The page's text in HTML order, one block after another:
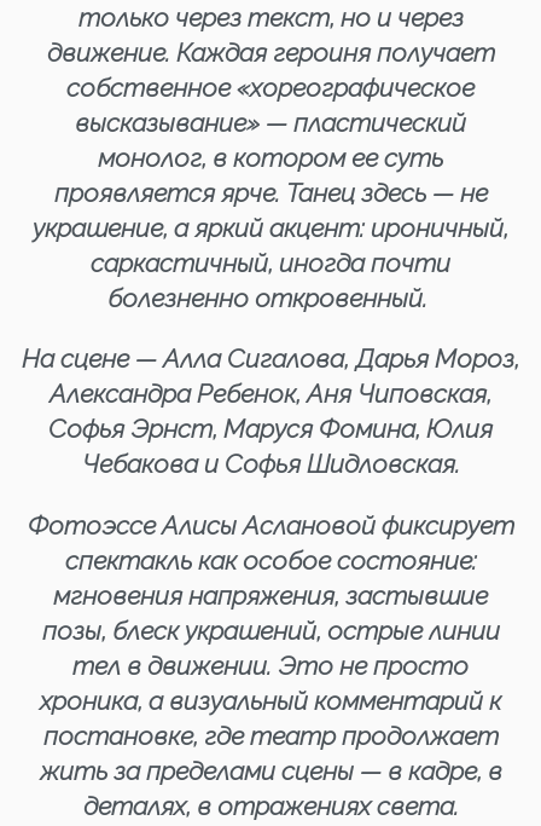
только через текст, но и через
движение. Каждая героиня получает
собственное «хореографическое
высказывание» — пластический
монолог, в котором ее суть
проявляется ярче. Танец здесь — не
украшение, а яркий акцент: ироничный,
саркастичный, иногда почти
болезненно откровенный.
На сцене — Алла Сигалова, Дарья Мороз,
Александра Ребенок, Аня Чиповская,
Софья Эрнст, Маруся Фомина, Юлия
Чебакова и Софья Шидловская.
Фотоэссе Алисы Аслановой фиксирует
спектакль как особое состояние:
мгновения напряжения, застывшие
позы, блеск украшений, острые линии
тел в движении. Это не просто
хроника, а визуальный комментарий к
постановке, где театр продолжает
жить за пределами сцены — в кадре, в
деталях, в отражениях света.